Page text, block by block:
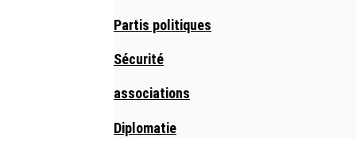
Partis politiques
Sécurité
associations
Diplomatie